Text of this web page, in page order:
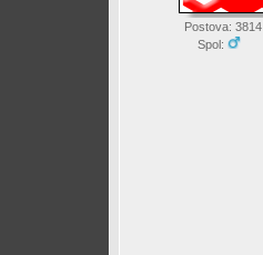
Postova: 3814
Spol: